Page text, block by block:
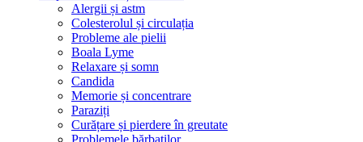
Alergii și astm
Colesterolul și circulația
Probleme ale pielii
Boala Lyme
Relaxare și somn
Candida
Memorie și concentrare
Paraziți
Curățare și pierdere în greutate